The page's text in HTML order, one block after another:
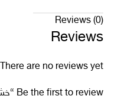
Reviews (0)
Reviews
There are no reviews yet.
Be the first to review “خشب جداري داخلي بني فاتح”